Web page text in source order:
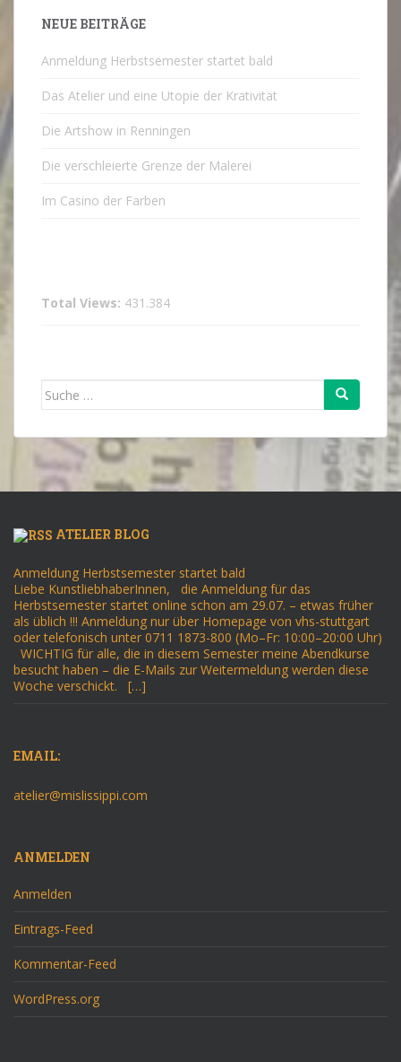
NEUE BEITRÄGE
Anmeldung Herbstsemester startet bald
Das Atelier und eine Utopie der Krativität
Die Artshow in Renningen
Die verschleierte Grenze der Malerei
Im Casino der Farben
Total Views: 431.384
Suche
ATELIER BLOG
Anmeldung Herbstsemester startet bald
Liebe KunstliebhaberInnen, die Anmeldung für das
Herbstsemester startet online schon am 29.07. – etwas früher
als üblich !!! Anmeldung nur über Homepage von vhs-stuttgart
oder telefonisch unter 0711 1873-800 (Mo–Fr: 10:00–20:00 Uhr)
WICHTIG für alle, die in diesem Semester meine Abendkurse
besucht haben – die E-Mails zur Weitermeldung werden diese
Woche verschickt. […]
EMAIL:
atelier@mislissippi.com
ANMELDEN
Anmelden
Eintrags-Feed
Kommentar-Feed
WordPress.org